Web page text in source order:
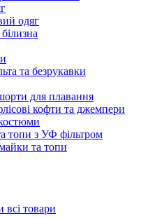
одяг
та безрукавки
для плавання
кофти та джемпери
топи з УФ фільтром
та топи